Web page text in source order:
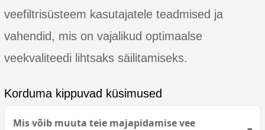
veefiltrisüsteem kasutajatele teadmised ja
vahendid, mis on vajalikud optimaalse
veekvaliteedi lihtsaks säilitamiseks.
Korduma kippuvad küsimused
Mis võib muuta teie majapidamise vee